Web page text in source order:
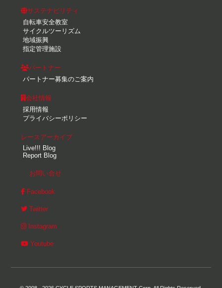
サステナビリティ
自転車安全教室
サイクルツーリズム
地域振興
指定管理施設
パートナー
パートナー募集のご案内
会社情報
採用情報
プライバシーポリシー
レースアーカイブ
Live!!! Blog
Report Blog
お問い合せ
Facebook
Twitter
Instagram
Youtube